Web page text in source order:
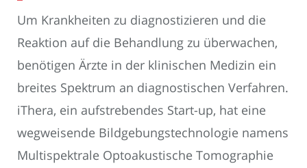
Um Krankheiten zu diagnostizieren und die
Reaktion auf die Behandlung zu überwachen,
benötigen Ärzte in der klinischen Medizin ein
breites Spektrum an diagnostischen Verfahren.
iThera, ein aufstrebendes Start-up, hat eine
wegweisende Bildgebungstechnologie namens
Multispektrale Optoakustische Tomographie